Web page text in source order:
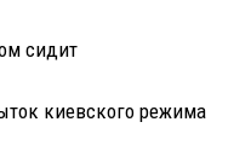
сидит
киевского режима